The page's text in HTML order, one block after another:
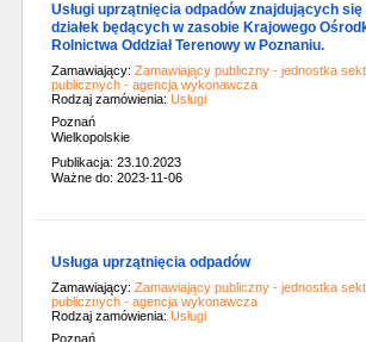
Usługi uprzątnięcia odpadów znajdujących
działek będących w zasobie Krajowego
Rolnictwa Oddział Terenowy w Poznaniu.
Zamawiający: Zamawiający publiczny - jednostka
publicznych - agencja wykonawcza
Rodzaj zamówienia: Usługi
Poznań
Wielkopolskie
Publikacja: 23.10.2023
Ważne do: 2023-11-06
Usługa uprzątnięcia odpadów
Zamawiający: Zamawiający publiczny - jednostka
publicznych - agencja wykonawcza
Rodzaj zamówienia: Usługi
Poznań